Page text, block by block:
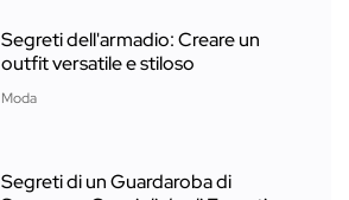
Segreti dell'armadio: Creare un
outfit versatile e stiloso
Moda
Segreti di un Guardaroba di